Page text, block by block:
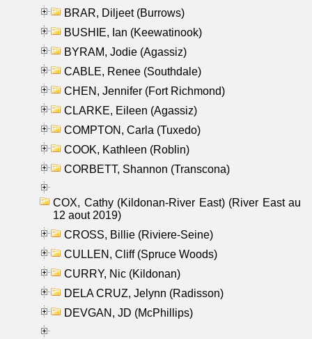
BRAR, Diljeet (Burrows)
BUSHIE, Ian (Keewatinook)
BYRAM, Jodie (Agassiz)
CABLE, Renee (Southdale)
CHEN, Jennifer (Fort Richmond)
CLARKE, Eileen (Agassiz)
COMPTON, Carla (Tuxedo)
COOK, Kathleen (Roblin)
CORBETT, Shannon (Transcona)
COX, Cathy (Kildonan-River East) (River East au
12 aout 2019)
CROSS, Billie (Riviere-Seine)
CULLEN, Cliff (Spruce Woods)
CURRY, Nic (Kildonan)
DELA CRUZ, Jelynn (Radisson)
DEVGAN, JD (McPhillips)